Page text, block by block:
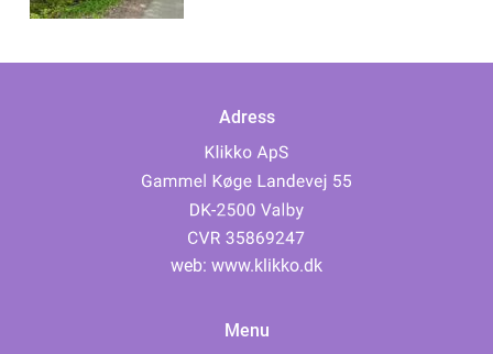
Adress
web: www.klikko.dk
Menu